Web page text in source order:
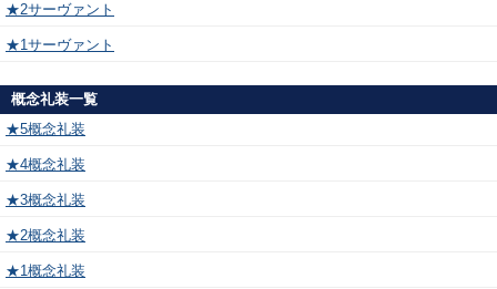
★2サーヴァント
★1サーヴァント
概念礼装一覧
★5概念礼装
★4概念礼装
★3概念礼装
★2概念礼装
★1概念礼装